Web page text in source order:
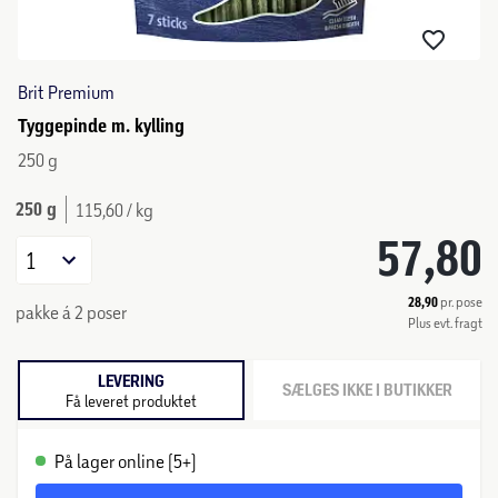
Brit Premium
Tyggepinde m. kylling
250 g
250 g 115,60 / kg
57,80
28,90 pr. pose
Plus evt. fragt
1
pakke á 2 poser
LEVERING
Få leveret produktet SÆLGES IKKE I BUTIKKER
På lager online (5+)